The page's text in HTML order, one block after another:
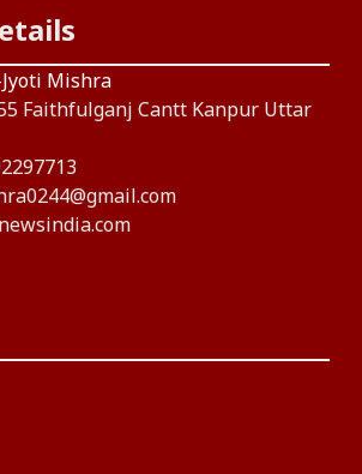
Mishra
Faithfulganj Cantt Kanpur Uttar